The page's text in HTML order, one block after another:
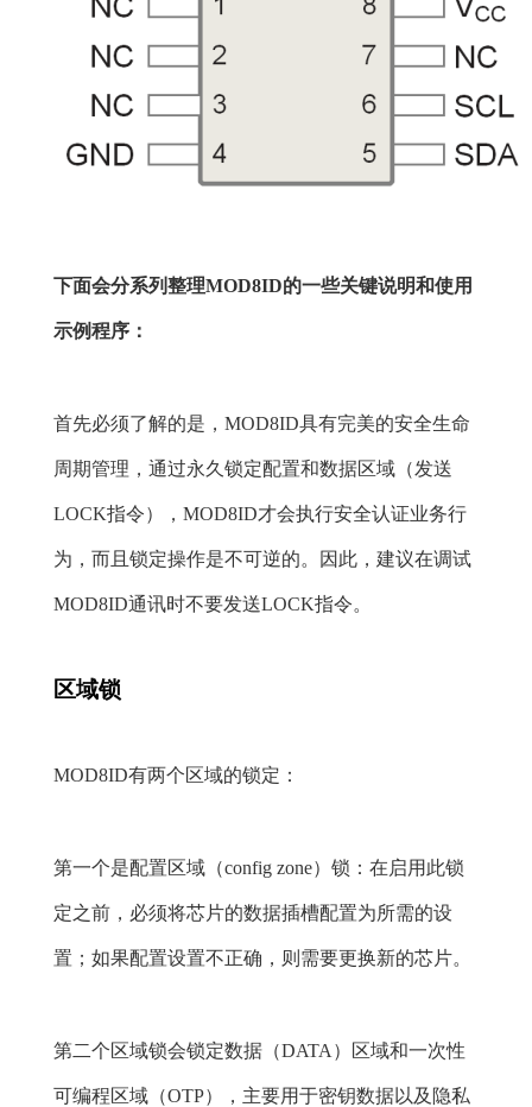
下面会分系列整理MOD8ID的一些关键说明和使用
示例程序：
首先必须了解的是，MOD8ID具有完美的安全生命
周期管理，通过永久锁定配置和数据区域（发送
LOCK指令），MOD8ID才会执行安全认证业务行
为，而且锁定操作是不可逆的。因此，建议在调试
MOD8ID通讯时不要发送LOCK指令。
区域锁
MOD8ID有两个区域的锁定：
第一个是配置区域（config zone）锁：在启用此锁
定之前，必须将芯片的数据插槽配置为所需的设
置；如果配置设置不正确，则需要更换新的芯片。
第二个区域锁会锁定数据（DATA）区域和一次性
可编程区域（OTP），主要用于密钥数据以及隐私